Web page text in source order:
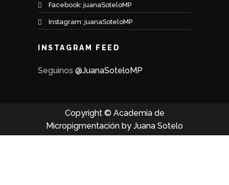
Facebook: juanaSoteloMP
Instagram: juanaSoteloMP
INSTAGRAM FEED
Seguinos @JuanaSoteloMP
Copyright © Academia de
Micropigmentación by Juana Sotelo